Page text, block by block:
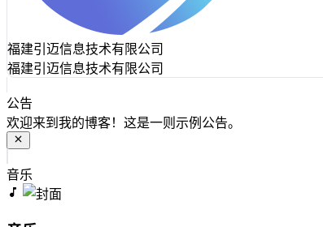
福建引迈信息技术有限公司
福建引迈信息技术有限公司
公告
欢迎来到我的博客！这是一则示例公告。
音乐